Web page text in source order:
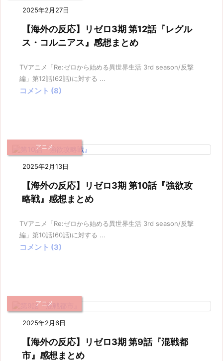
2025年2月27日
【海外の反応】リゼロ3期 第12話『レグル
ス・コルニアス』感想まとめ
TVアニメ「Re:ゼロから始める異世界生活 3rd season/反撃
編」第12話(62話)に対する ...
コメント (8)
2025年2月13日
アニメ
【海外の反応】リゼロ3期 第10話『強欲攻
略戦』感想まとめ
TVアニメ「Re:ゼロから始める異世界生活 3rd season/反撃
編」第10話(60話)に対する ...
コメント (3)
2025年2月6日
アニメ
【海外の反応】リゼロ3期 第9話『混戦都
市』感想まとめ